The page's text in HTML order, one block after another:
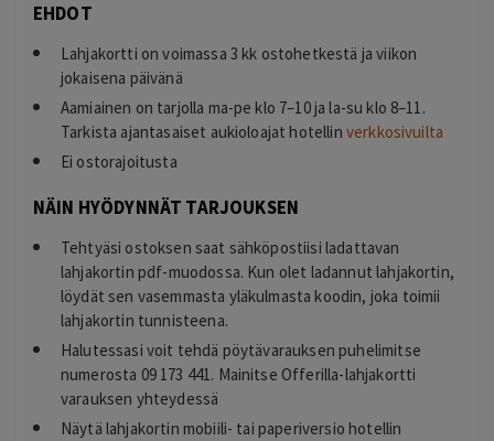
EHDOT
Lahjakortti on voimassa 3 kk ostohetkestä ja viikon
jokaisena päivänä
Aamiainen on tarjolla ma-pe klo 7–10 ja la-su klo 8–11.
Tarkista ajantasaiset aukioloajat hotellin verkkosivuilta
Ei ostorajoitusta
NÄIN HYÖDYNNÄT TARJOUKSEN
Tehtyäsi ostoksen saat sähköpostiisi ladattavan
lahjakortin pdf-muodossa. Kun olet ladannut lahjakortin,
löydät sen vasemmasta yläkulmasta koodin, joka toimii
lahjakortin tunnisteena.
Halutessasi voit tehdä pöytävarauksen puhelimitse
numerosta 09 173 441. Mainitse Offerilla-lahjakortti
varauksen yhteydessä
Näytä lahjakortin mobiili- tai paperiversio hotellin